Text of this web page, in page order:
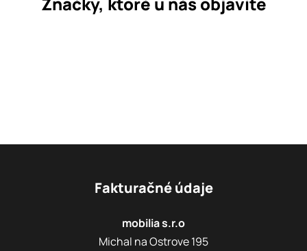
Fakturačné údaje
mobilia s.r.o
Michal na Ostrove 195